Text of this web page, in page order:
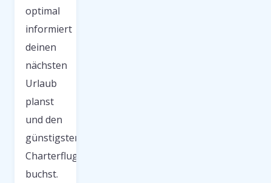
optimal
informiert
deinen
nächsten
Urlaub
planst
und den
günstigsten
Charterflug
buchst.